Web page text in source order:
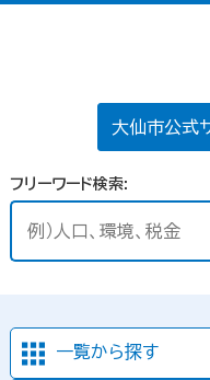
大仙市公式
フリーワード検索
一覧から探す